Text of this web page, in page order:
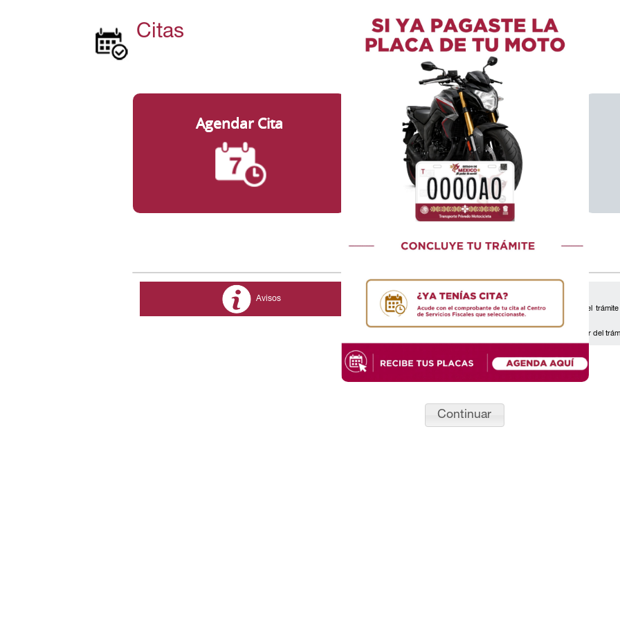
Citas
Avisos
Estimado Contribuyente:
El trámite seleccionado al generar su cita, debe coincidir con el
contrario, no se realizará el mismo.
La cita debe quedar registrada a nombre del contribuyente, titular del
Continuar